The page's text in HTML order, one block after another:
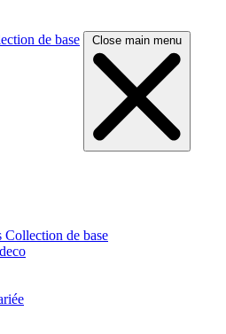
de base Close main menu
Collection de base